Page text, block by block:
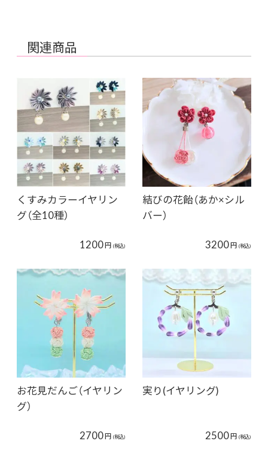
関連商品
くすみカラーイヤリン
グ（全10種）
1200円 (税込)
結びの花飴（あか×シル
バー）
3200円 (税込)
お花見だんご（イヤリン
グ）
2700円 (税込)
実り(イヤリング)
2500円 (税込)